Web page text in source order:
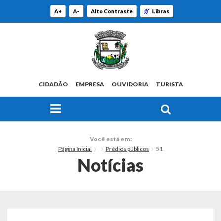
A+ A- Alto Contraste Libras
CIDADÃO EMPRESA OUVIDORIA TURISTA
Você está em:
Página Inicial
Prédios públicos 51
Notícias